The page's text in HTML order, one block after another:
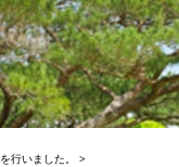
行いました。
>